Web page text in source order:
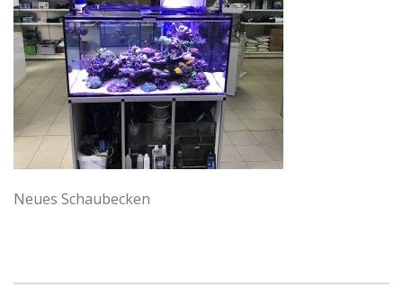
Neues Schaubecken